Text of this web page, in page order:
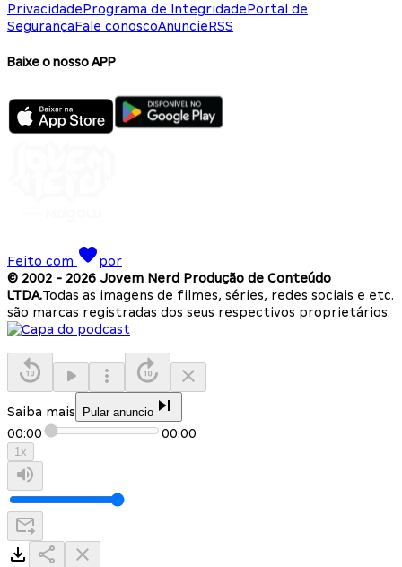
PrivacidadePrograma de IntegridadePortal de
SegurançaFale conoscoAnuncieRSS
Baixe o nosso APP
Feito com
por
© 2002 - 2026 Jovem Nerd Produção de Conteúdo
LTDA.Todas as imagens de filmes, séries, redes sociais e etc.
são marcas registradas dos seus respectivos proprietários.
Saiba mais Pular anuncio
00:00 00:00
1x